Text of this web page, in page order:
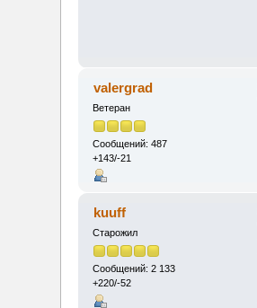
valergrad
Ветеран
Сообщений: 487
+143/-21
kuuff
Старожил
Сообщений: 2 133
+220/-52